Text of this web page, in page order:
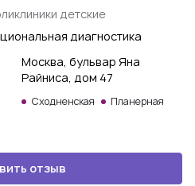
детские
диагностика
Москва, бульвар Яна
Райниса, дом 47
Сходненская Планерная
отзыв